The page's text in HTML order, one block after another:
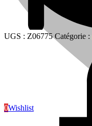
Cuisine
0Wishlist
UGS : Z06775 Catégorie :